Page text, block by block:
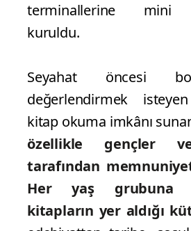
terminallerine mini
kuruldu.
Seyahat öncesi
değerlendirmek
kitap okuma imkânı
özellikle gençler
tarafından
Her yaş grubuna
kitapların yer aldığı